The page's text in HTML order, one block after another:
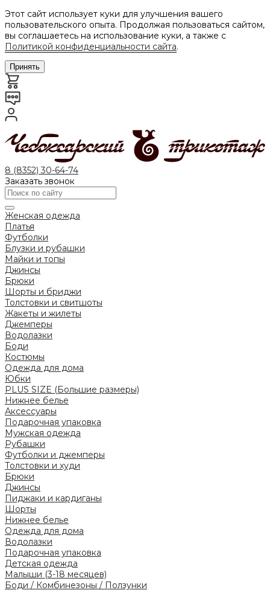
Этот сайт использует куки для улучшения вашего
пользовательского опыта. Продолжая пользоваться сайтом,
вы соглашаетесь на использование куки, а также с
Политикой конфиденциальности сайта.
Принять
8 (8352) 30-64-74
Заказать звонок
Женская одежда
Платья
Футболки
Блузки и рубашки
Майки и топы
Джинсы
Брюки
Шорты и бриджи
Толстовки и свитшоты
Жакеты и жилеты
Джемперы
Водолазки
Боди
Костюмы
Одежда для дома
Юбки
PLUS SIZE (Большие размеры)
Нижнее белье
Аксессуары
Подарочная упаковка
Мужская одежда
Рубашки
Футболки и джемперы
Толстовки и худи
Брюки
Джинсы
Пиджаки и кардиганы
Шорты
Нижнее белье
Одежда для дома
Водолазки
Подарочная упаковка
Детская одежда
Малыши (3-18 месяцев)
Боди / Комбинезоны / Ползунки